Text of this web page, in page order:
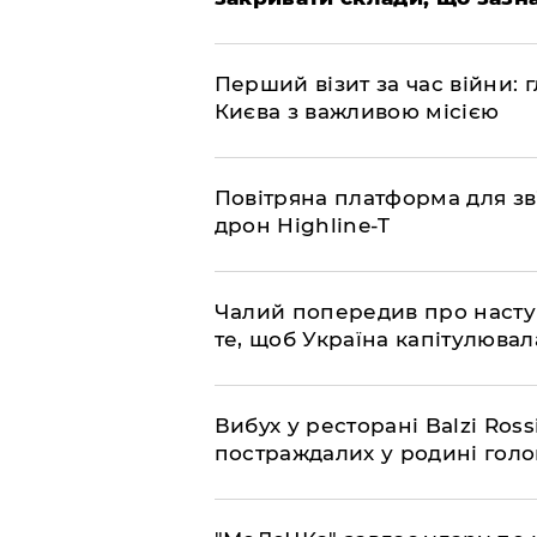
​Перший візит за час
Києва з важливою місією
​Повітряна платформа для
дрон Highline-T
​Чалий попередив про
те, щоб Україна
​Вибух у ресторані Balzi
постраждалих у родині